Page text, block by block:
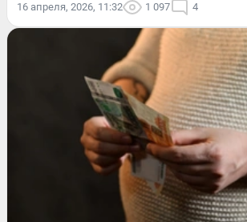
16 апреля, 2026, 11:32 1 097 4